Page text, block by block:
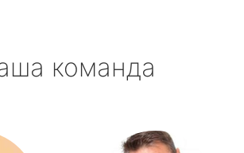
команда